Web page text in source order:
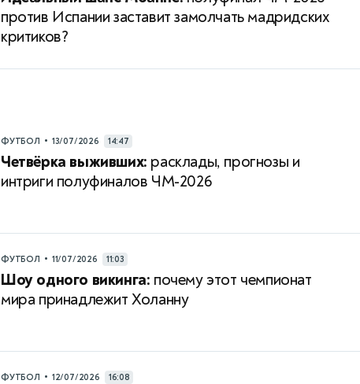
против Испании заставит замолчать мадридских
критиков?
ФУТБОЛ • 13/07/2026 14:47
Четвёрка выживших: расклады, прогнозы и
интриги полуфиналов ЧМ-2026
ФУТБОЛ • 11/07/2026 11:03
Шоу одного викинга: почему этот чемпионат
мира принадлежит Холанну
ФУТБОЛ • 12/07/2026 16:08